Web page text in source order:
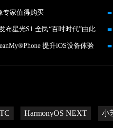
专家值得购买
3月15日海信激光电视将发布星光S1 全民“百吋时代”由此开启
提升iOS设备体验
HarmonyOS NEXT 小